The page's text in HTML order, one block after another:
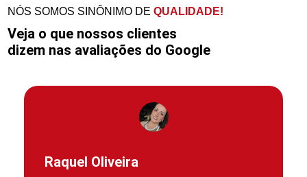
NÓS SOMOS SINÔNIMO DEQUALIDADE!
Veja o que nossos clientes
dizem nas avaliações do Google
Raquel Oliveira